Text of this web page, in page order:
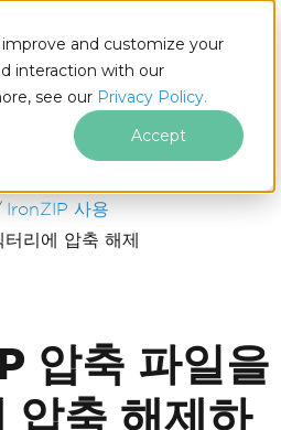
and customize your
interaction with our
see our Privacy Policy.
Accept
IronZIP 사용
리에 압축 해제
압축 파일을
압축 해제하